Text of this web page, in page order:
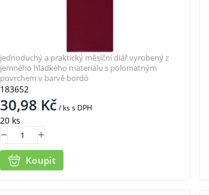
183652
30,98 Kč/ kss DPH
20 ks
Koupit
jednoduchý a praktický měsíční diář vyrobený z
jemného hladkého materiálu s polomatným
povrchem v barvě bordó